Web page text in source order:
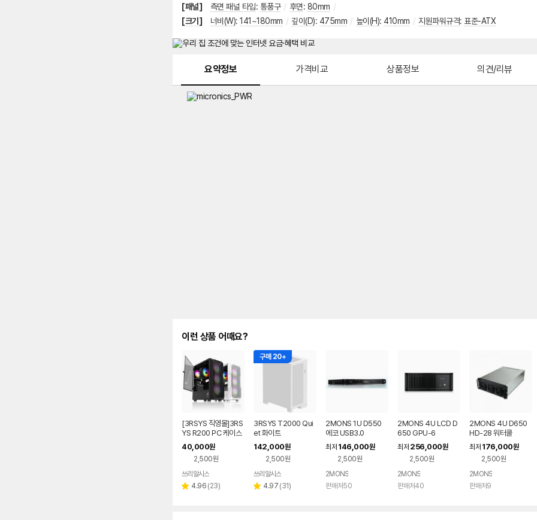
[패널] 측면 패널 타입: 통풍구 / 후면: 80mm /
[크기]
너비(W): 141~180mm / 깊이(D): 475mm / 높이(H): 410mm / 지원파워규격: 표준-ATX
요약정보 가격비교 상품정보 의견/리뷰
이런 상품 어때요?
[3RSYS 직영몰]3RS
YS R200 PC 케이스
40,000원
2,500원
쓰리알시스
별 4.96 리
(23)
구매 20+
3RSYS T2000 Qui
et 화이트
142,000원
2,500원
쓰리알시스
별 4.97 리
(31)
2MONS 1U D550
에코 USB3.0
최저 146,000원
2,500원
2MONS
판매처50
2MONS 4U LCD D
650 GPU-6
최저 256,000원
2,500원
2MONS
판매처40
2MONS 4U D650
HD-28 워터쿨
최저 176,000원
2,500원
2MONS
판매처9